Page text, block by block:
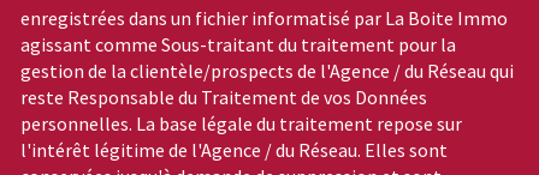
enregistrées dans un fichier informatisé par La Boite Immo
agissant comme Sous-traitant du traitement pour la
gestion de la clientèle/prospects de l'Agence / du Réseau qui
reste Responsable du Traitement de vos Données
personnelles. La base légale du traitement repose sur
l'intérêt légitime de l'Agence / du Réseau. Elles sont